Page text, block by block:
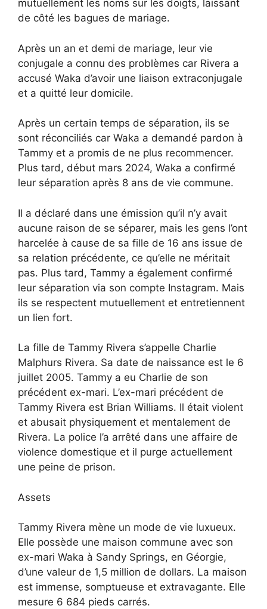
mutuellement les noms sur les doigts, laissant
de côté les bagues de mariage.
Après un an et demi de mariage, leur vie
conjugale a connu des problèmes car Rivera a
accusé Waka d’avoir une liaison extraconjugale
et a quitté leur domicile.
Après un certain temps de séparation, ils se
sont réconciliés car Waka a demandé pardon à
Tammy et a promis de ne plus recommencer.
Plus tard, début mars 2024, Waka a confirmé
leur séparation après 8 ans de vie commune.
Il a déclaré dans une émission qu’il n’y avait
aucune raison de se séparer, mais les gens l’ont
harcelée à cause de sa fille de 16 ans issue de
sa relation précédente, ce qu’elle ne méritait
pas. Plus tard, Tammy a également confirmé
leur séparation via son compte Instagram. Mais
ils se respectent mutuellement et entretiennent
un lien fort.
La fille de Tammy Rivera s’appelle Charlie
Malphurs Rivera. Sa date de naissance est le 6
juillet 2005. Tammy a eu Charlie de son
précédent ex-mari. L’ex-mari précédent de
Tammy Rivera est Brian Williams. Il était violent
et abusait physiquement et mentalement de
Rivera. La police l’a arrêté dans une affaire de
violence domestique et il purge actuellement
une peine de prison.
Assets
Tammy Rivera mène un mode de vie luxueux.
Elle possède une maison commune avec son
ex-mari Waka à Sandy Springs, en Géorgie,
d’une valeur de 1,5 million de dollars. La maison
est immense, somptueuse et extravagante. Elle
mesure 6 684 pieds carrés.